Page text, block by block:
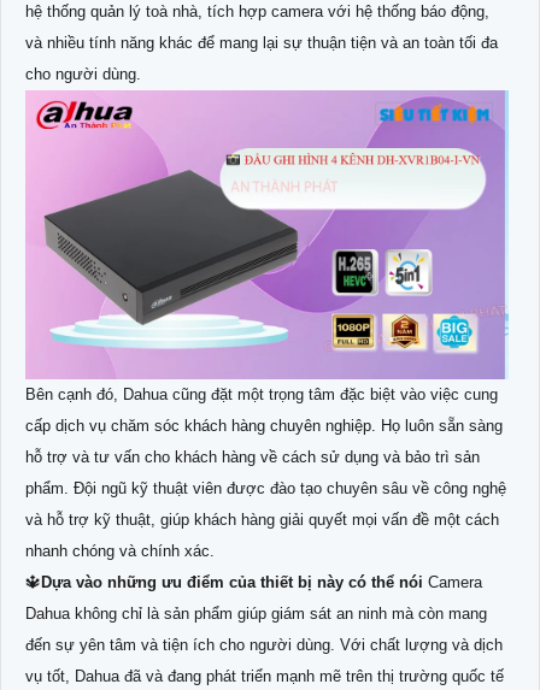
hệ thống quản lý toà nhà, tích hợp camera với hệ thống báo động,
và nhiều tính năng khác để mang lại sự thuận tiện và an toàn tối đa
cho người dùng.
Bên cạnh đó, Dahua cũng đặt một trọng tâm đặc biệt vào việc cung
cấp dịch vụ chăm sóc khách hàng chuyên nghiệp. Họ luôn sẵn sàng
hỗ trợ và tư vấn cho khách hàng về cách sử dụng và bảo trì sản
phẩm. Đội ngũ kỹ thuật viên được đào tạo chuyên sâu về công nghệ
và hỗ trợ kỹ thuật, giúp khách hàng giải quyết mọi vấn đề một cách
nhanh chóng và chính xác.
🔱 Dựa vào những ưu điểm của thiết bị này có thể nói Camera
Dahua không chỉ là sản phẩm giúp giám sát an ninh mà còn mang
đến sự yên tâm và tiện ích cho người dùng. Với chất lượng và dịch
vụ tốt, Dahua đã và đang phát triển mạnh mẽ trên thị trường quốc tế